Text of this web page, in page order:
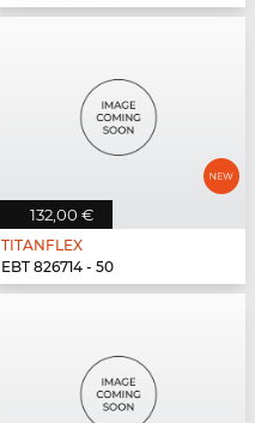
132,00 €
TITANFLEX
EBT 826714 - 50